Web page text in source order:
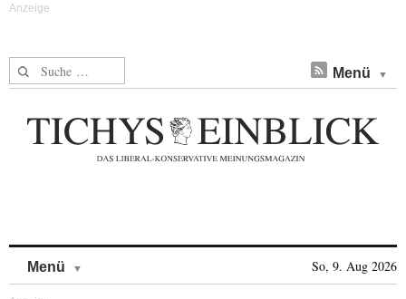
Suche nach: Menü
Menü So, 9. Aug 2026